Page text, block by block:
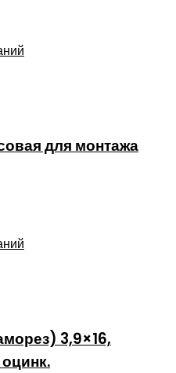
для монтажа
3,9×16,